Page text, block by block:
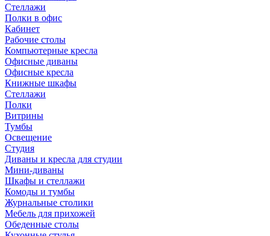
Стеллажи
Полки в офис
Кабинет
Рабочие столы
Компьютерные кресла
Офисные диваны
Офисные кресла
Книжные шкафы
Стеллажи
Полки
Витрины
Тумбы
Освещение
Студия
Диваны и кресла для студии
Мини-диваны
Шкафы и стеллажи
Комоды и тумбы
Журнальные столики
Мебель для прихожей
Обеденные столы